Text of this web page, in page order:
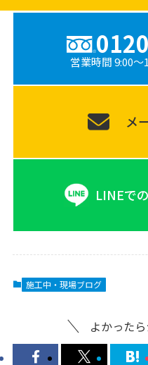
営業時間 9:00
メ
LINEで
施工中・現場ブログ
よかった